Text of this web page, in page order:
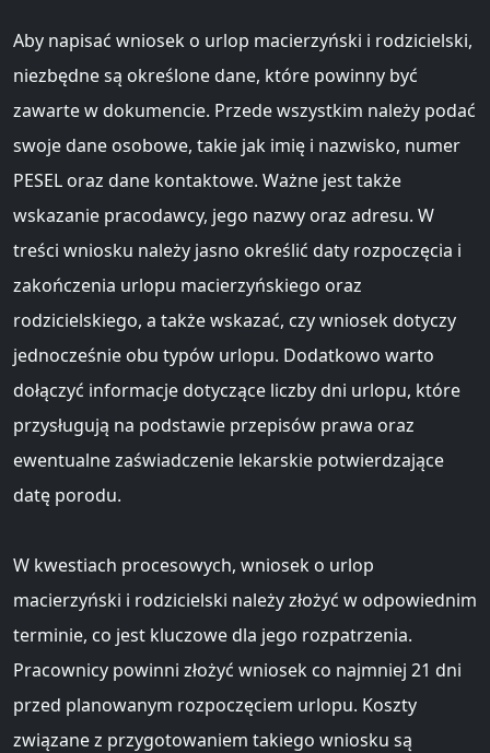
Aby napisać wniosek o urlop macierzyński i rodzicielski,
niezbędne są określone dane, które powinny być
zawarte w dokumencie. Przede wszystkim należy podać
swoje dane osobowe, takie jak imię i nazwisko, numer
PESEL oraz dane kontaktowe. Ważne jest także
wskazanie pracodawcy, jego nazwy oraz adresu. W
treści wniosku należy jasno określić daty rozpoczęcia i
zakończenia urlopu macierzyńskiego oraz
rodzicielskiego, a także wskazać, czy wniosek dotyczy
jednocześnie obu typów urlopu. Dodatkowo warto
dołączyć informacje dotyczące liczby dni urlopu, które
przysługują na podstawie przepisów prawa oraz
ewentualne zaświadczenie lekarskie potwierdzające
datę porodu.
W kwestiach procesowych, wniosek o urlop
macierzyński i rodzicielski należy złożyć w odpowiednim
terminie, co jest kluczowe dla jego rozpatrzenia.
Pracownicy powinni złożyć wniosek co najmniej 21 dni
przed planowanym rozpoczęciem urlopu. Koszty
związane z przygotowaniem takiego wniosku są